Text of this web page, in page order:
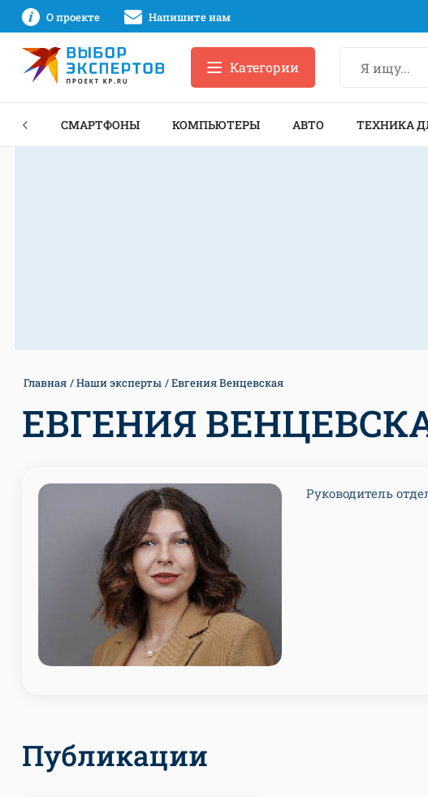
О проекте Напишите нам
Категории
СМАРТФОНЫ КОМПЬЮТЕРЫ АВТО ТЕХНИКА
Главная Наши эксперты Евгения Венцевская
ЕВГЕНИЯ
Руководитель
Публикации